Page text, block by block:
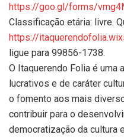
https://goo.gl/forms/
Classificação etária: livre.
https://
ligue para 99856-1738.
O Itaquerendo Folia é uma
lucrativos e de caráter
o fomento aos mais
contribuir para o
democratização da